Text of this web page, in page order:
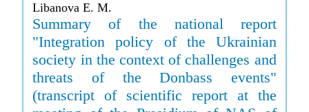
Libanova E. M.
Summary of the national report
"Integration policy of the Ukrainian
society in the context of challenges and
threats of the Donbass events"
(transcript of scientific report at the